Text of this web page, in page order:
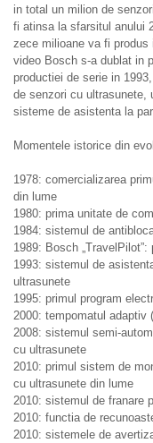
in total un milion de
fi atinsa la sfarsitul anului
zece milioane va fi produs
video Bosch s-a dublat in
productiei de serie in
de senzori cu ultrasunete,
sisteme de asistenta la
Momentele istorice din
1978: comercializarea
din lume
1980: prima unitate de
1984: sistemul de
1989: Bosch
1993: sistemul de
ultrasunete
1995: primul program
2000: tempomatul adaptiv
2008: sistemul semi-
cu ultrasunete
2010: primul sistem de
cu ultrasunete din lume
2010: sistemul de franare
2010: functia de
2010: sistemele de